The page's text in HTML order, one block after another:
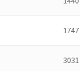
1747
3031